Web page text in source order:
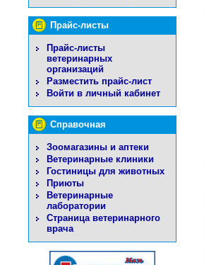
Прайс-листы
Прайс-листы
ветеринарных
организаций
Разместить прайс-лист
Войти в личный кабинет
Справочная
Зоомагазины и аптеки
Ветеринарные клиники
Гостиницы для животных
Приюты
Ветеринарные
лаборатории
Страница ветеринарного
врача